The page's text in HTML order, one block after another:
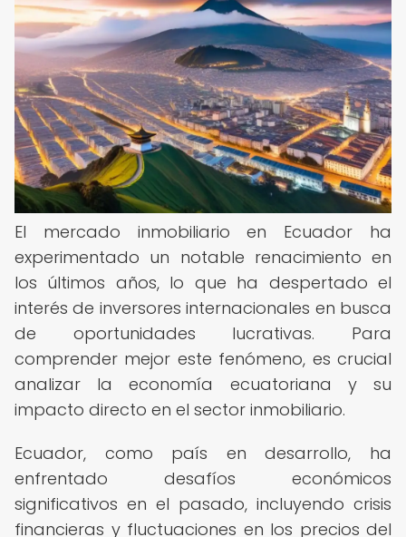
El mercado inmobiliario en Ecuador ha
experimentado un notable renacimiento en
los últimos años, lo que ha despertado el
interés de inversores internacionales en busca
de oportunidades lucrativas. Para
comprender mejor este fenómeno, es crucial
analizar la economía ecuatoriana y su
impacto directo en el sector inmobiliario.
Ecuador, como país en desarrollo, ha
enfrentado desafíos económicos
significativos en el pasado, incluyendo crisis
financieras y fluctuaciones en los precios del